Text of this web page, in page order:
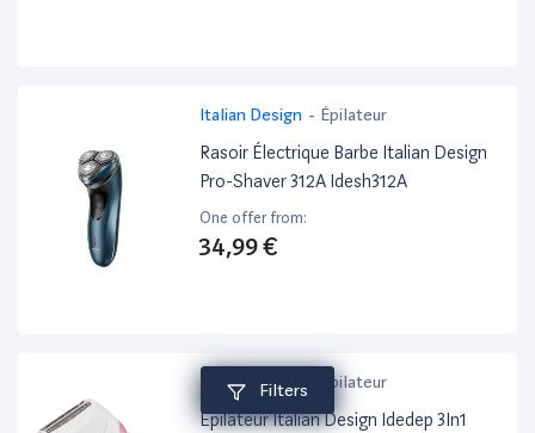
Filters
Italian Design - Épilateur
Rasoir Électrique Barbe Italian Design
Pro-Shaver 312A Idesh312A
One offer from:
34,99 €
Italian Design Épilateur
Épilateur Italian Design Idedep 3In1